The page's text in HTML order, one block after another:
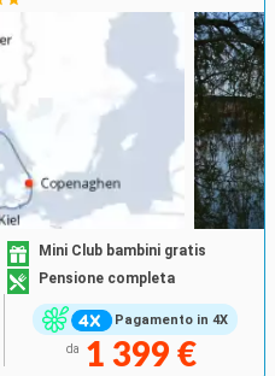
Pagamento in 4X
Mini Club bambini gratis
Pensione completa
da 1 399 €